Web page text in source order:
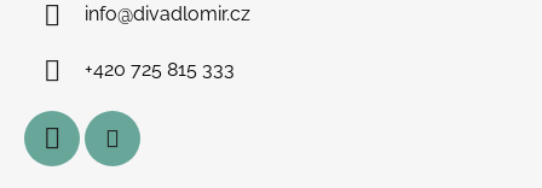
info@divadlomir.cz
+420 725 815 333